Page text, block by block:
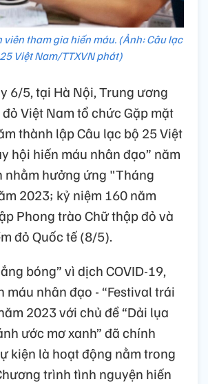
viên tham gia hiến máu. (Ảnh: Câu lạc
Việt Nam/TTXVN phát)
6/5, tại Hà Nội, Trung ương
Việt Nam tổ chức Gặp mặt
thành lập Câu lạc bộ 25 Việt
hội hiến máu nhân đạo” năm
nhằm hưởng ứng "Tháng
2023; kỷ niệm 160 năm
Phong trào Chữ thập đỏ và
đỏ Quốc tế (8/5).
bóng” vì dịch COVID-19,
máu nhân đạo - “Festival trái
2023 với chủ đề “Dải lụa
ước mơ xanh” đã chính
kiện là hoạt động nằm trong
trình tình nguyện hiến